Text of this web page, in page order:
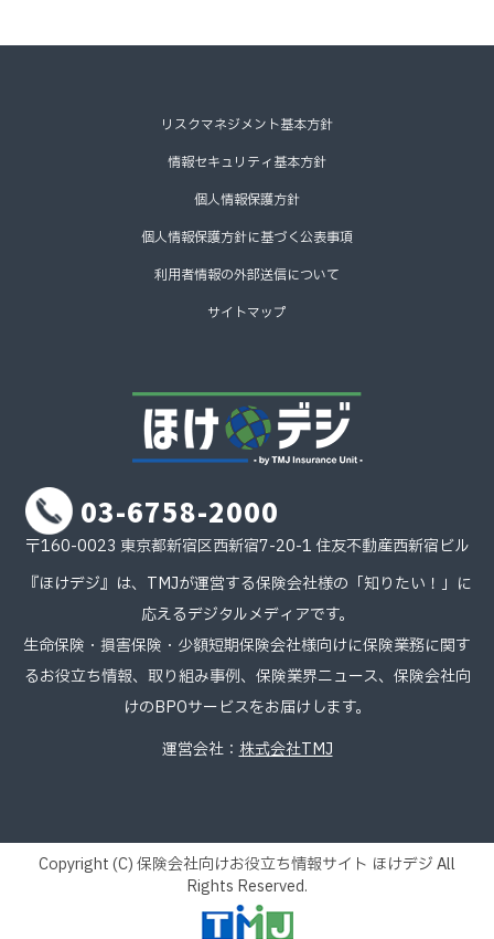
リスクマネジメント基本方針
情報セキュリティ基本方針
個人情報保護方針
個人情報保護方針に基づく公表事項
利用者情報の外部送信について
サイトマップ
03-6758-2000
〒160-0023 東京都新宿区西新宿7-20-1 住友不動産西新宿ビル
『ほけデジ』は、TMJが運営する保険会社様の「知りたい！」に
応えるデジタルメディアです。
生命保険・損害保険・少額短期保険会社様向けに保険業務に関す
るお役立ち情報、取り組み事例、保険業界ニュース、保険会社向
けのBPOサービスをお届けします。
運営会社： 株式会社TMJ
Copyright (C) 保険会社向けお役立ち情報サイト ほけデジ All
Rights Reserved.